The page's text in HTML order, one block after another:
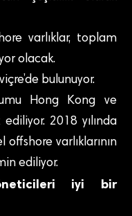
varlıklar, toplam
olacak.
bulunuyor.
Hong Kong ve
2018 yılında
varlıklarının
ediliyor.
iyi bir